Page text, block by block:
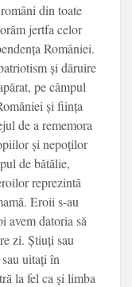
din toate
jertfa celor
României.
și dăruire
pe câmpul
și ființa
de a rememora
și nepoților
de bătălie,
reprezintă
Eroii s-au
avem datoria să
zi. Știuți sau
uitați în
la fel ca și limba